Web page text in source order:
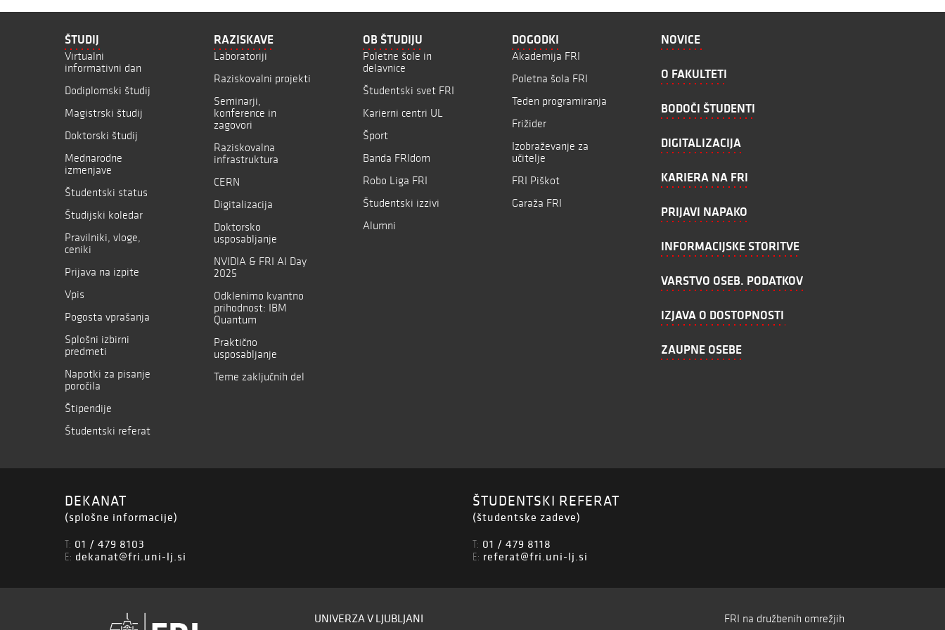
ŠTUDIJ
Virtualni
informativni dan
Dodiplomski študij
Magistrski študij
Doktorski študij
Mednarodne
izmenjave
Študentski status
Študijski koledar
Pravilniki, vloge,
ceniki
Prijava na izpite
Vpis
Pogosta vprašanja
Splošni izbirni
predmeti
Napotki za pisanje
poročila
Štipendije
Študentski referat
RAZISKAVE
Laboratoriji
Raziskovalni projekti
Seminarji,
konference in
zagovori
Raziskovalna
infrastruktura
CERN
Digitalizacija
Doktorsko
usposabljanje
NVIDIA & FRI AI Day
2025
Odklenimo kvantno
prihodnost: IBM
Quantum
Praktično
usposabljanje
Teme zaključnih del
OB ŠTUDIJU
Poletne šole in
delavnice
Študentski svet FRI
Karierni centri UL
Šport
Banda FRIdom
Robo Liga FRI
Študentski izzivi
Alumni
DOGODKI
Akademija FRI
Poletna šola FRI
Teden programiranja
Frižider
Izobraževanje za
učitelje
FRI Piškot
Garaža FRI
NOVICE
O FAKULTETI
BODOČI ŠTUDENTI
DIGITALIZACIJA
KARIERA NA FRI
PRIJAVI NAPAKO
INFORMACIJSKE STORITVE
VARSTVO OSEB. PODATKOV
IZJAVA O DOSTOPNOSTI
ZAUPNE OSEBE
DEKANAT
(splošne informacije)
T: 01 / 479 8103
E: dekanat@fri.uni-lj.si
ŠTUDENTSKI REFERAT
(študentske zadeve)
T: 01 / 479 8118
E: referat@fri.uni-lj.si
UNIVERZA V LJUBLJANI
FRI na družbenih omrežjih